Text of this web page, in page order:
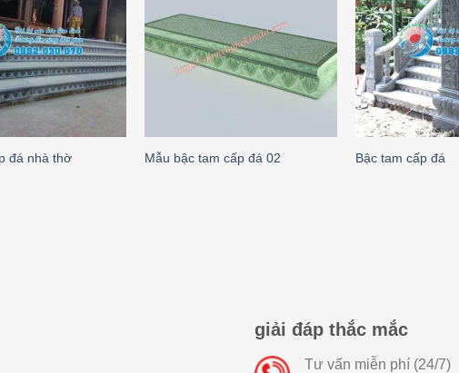
đá nhà thờ Mẫu bậc tam cấp đá 02 Bậc tam cấp đá
giải đáp thắc mắc
Tư vấn miễn phí (24/7)